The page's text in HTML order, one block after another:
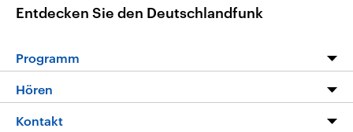
Entdecken Sie den Deutschlandfunk
Programm
Programm
Hören
Livestream
Kontakt